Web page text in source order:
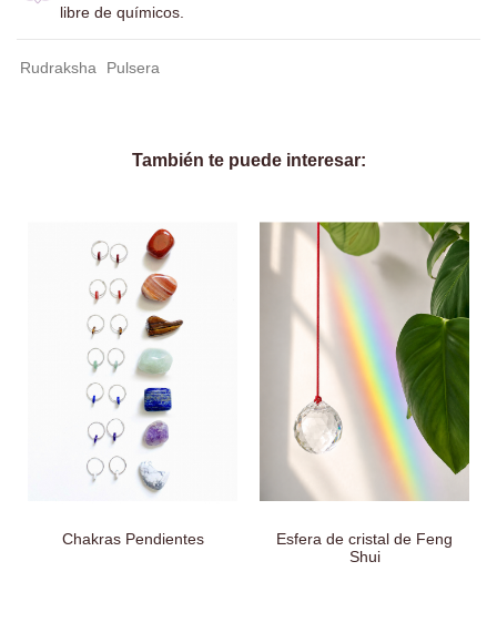
libre de químicos.
Rudraksha Pulsera
También te puede interesar:
Chakras Pendientes
Esfera de cristal de Feng
Shui